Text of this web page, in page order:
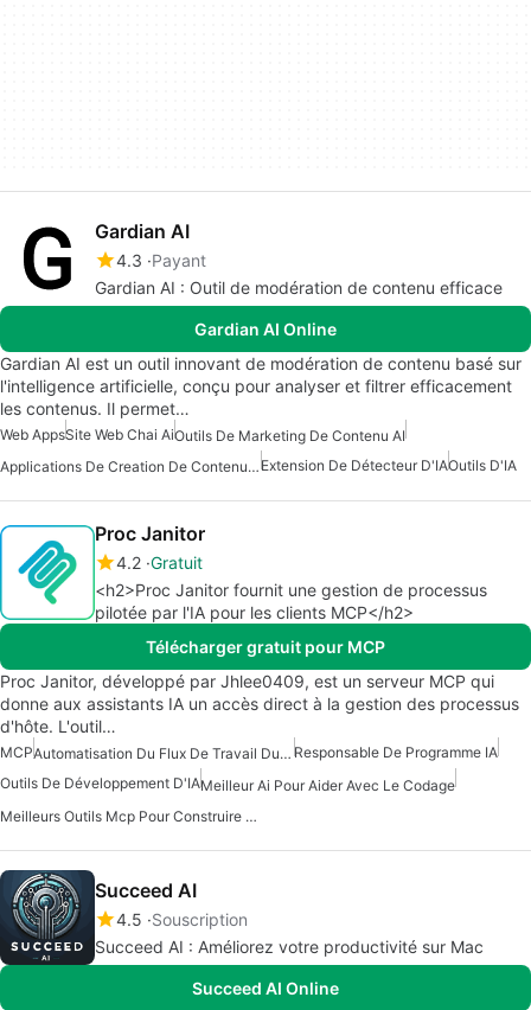
Gardian AI
4.3 Payant
Gardian AI : Outil de modération de contenu efficace
Gardian AI Online
Gardian AI est un outil innovant de modération de contenu basé sur
l'intelligence artificielle, conçu pour analyser et filtrer efficacement
les contenus. Il permet…
Web AppsSite Web Chai AiOutils De Marketing De Contenu AI
Applications De Creation De Contenu Avec Intelligence Artificielle Extension De Détecteur D'IAOutils D'IA
Proc Janitor
4.2 Gratuit
<h2>Proc Janitor fournit une gestion de processus
pilotée par l'IA pour les clients MCP</h2>
Télécharger gratuit pour MCP
Proc Janitor, développé par Jhlee0409, est un serveur MCP qui
donne aux assistants IA un accès direct à la gestion des processus
d'hôte. L'outil…
MCP Automatisation Du Flux De Travail Du Serveur Mcp Responsable De Programme IA
Outils De Développement D'IAMeilleur Ai Pour Aider Avec Le Codage
Meilleurs Outils Mcp Pour Construire Des Agents D'IA
Succeed AI
4.5 Souscription
Succeed AI : Améliorez votre productivité sur Mac
Succeed AI Online